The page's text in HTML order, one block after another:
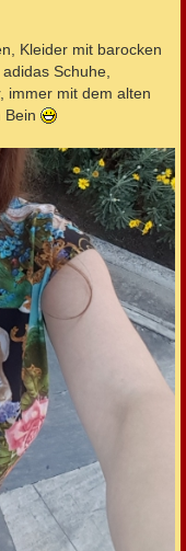
Kleider mit barocken
Schuhe,
immer mit dem alten
Bein